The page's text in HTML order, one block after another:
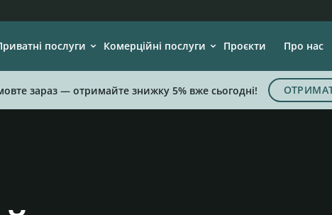
послуги Комерційні послуги Проєкти Про нас
зараз — отримайте знижку 5% вже сьогодні!